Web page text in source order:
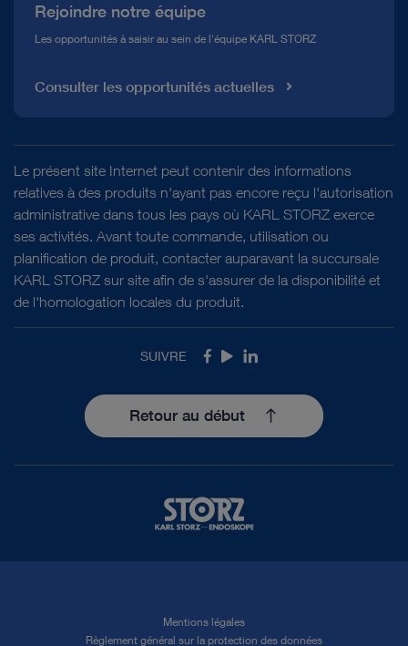
Rejoindre notre équipe
Les opportunités à saisir au sein de l'équipe KARL STORZ
Consulter les opportunités actuelles
Le présent site Internet peut contenir des informations
relatives à des produits n'ayant pas encore reçu l'autorisation
administrative dans tous les pays où KARL STORZ exerce
ses activités. Avant toute commande, utilisation ou
planification de produit, contacter auparavant la succursale
KARL STORZ sur site afin de s'assurer de la disponibilité et
de l'homologation locales du produit.
SUIVRE Facebook
YoutubeLinkedIn
Retour au début
Mentions légales
Règlement général sur la protection des données